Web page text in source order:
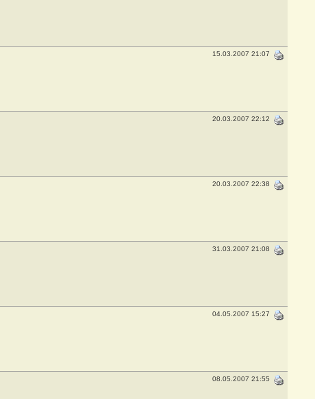
15.03.2007 21:07
20.03.2007 22:12
20.03.2007 22:38
31.03.2007 21:08
04.05.2007 15:27
08.05.2007 21:55